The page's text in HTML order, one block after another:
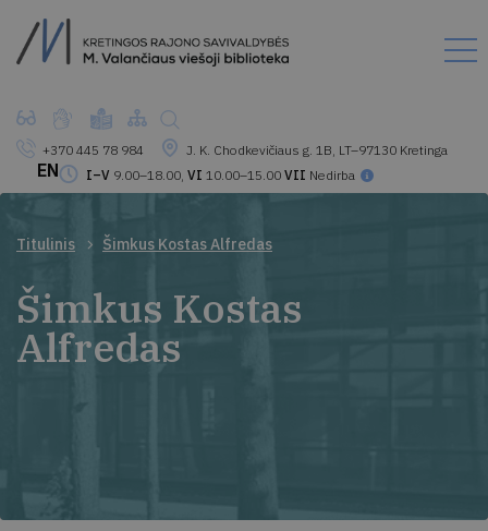
+370 445 78 984
J. K. Chodkevičiaus g. 1B, LT–97130 Kretinga
I–V 9.00–18.00, VI 10.00–15.00 VII Nedirba
EN
Titulinis Šimkus Kostas Alfredas
Šimkus Kostas
Alfredas